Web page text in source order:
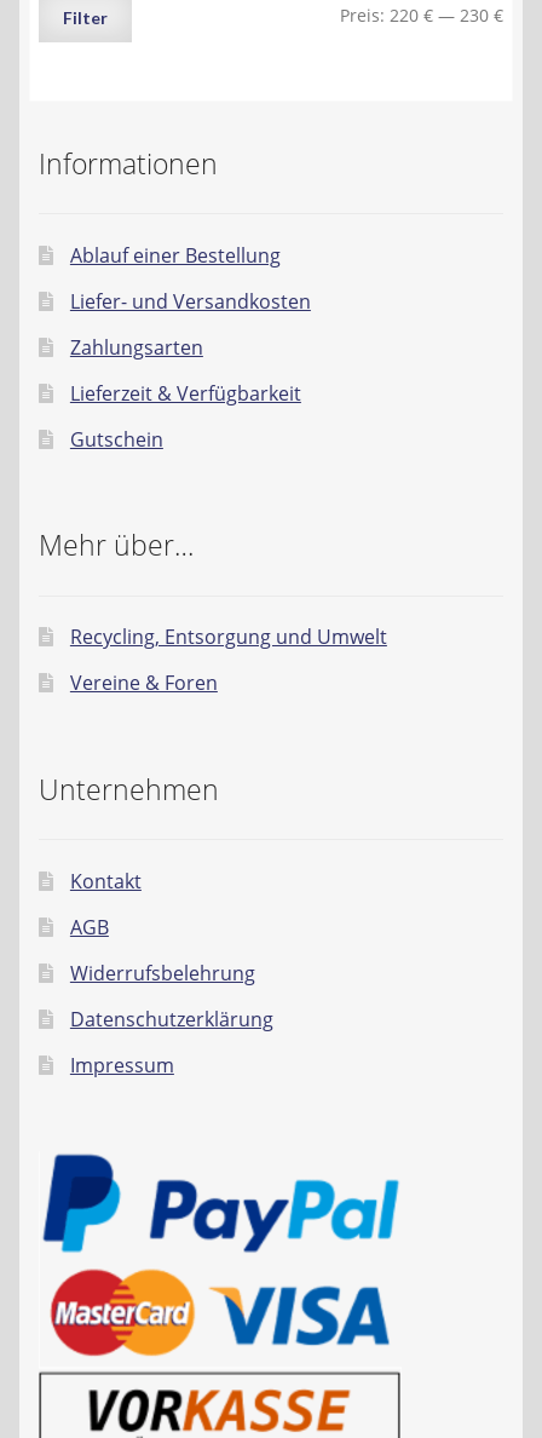
Min.
Max.
Filter Preis: 220 € — 230 €
Informationen
Ablauf einer Bestellung
Liefer- und Versandkosten
Zahlungsarten
Lieferzeit & Verfügbarkeit
Gutschein
Mehr über…
Recycling, Entsorgung und Umwelt
Vereine & Foren
Unternehmen
Kontakt
AGB
Widerrufsbelehrung
Datenschutzerklärung
Impressum